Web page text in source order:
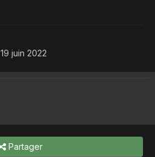
19 juin 2022
Partager